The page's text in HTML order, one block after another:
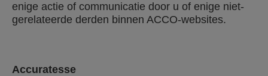
enige actie of communicatie door u of enige niet-
gerelateerde derden binnen ACCO-websites.
Accuratesse